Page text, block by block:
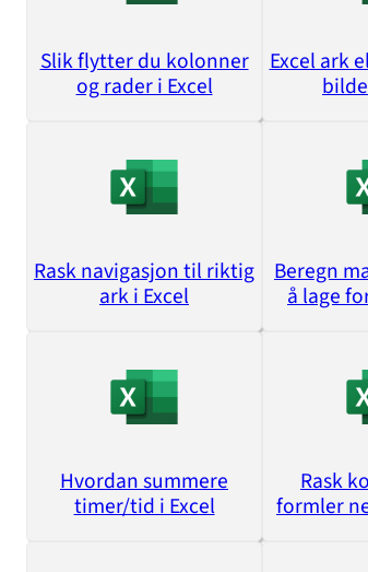
Slik flytter du kolonner
og rader i Excel
Excel ark
Rask navigasjon til riktig
ark i Excel
Beregn
å lage
Hvordan summere
timer/tid i Excel
Rask
formler